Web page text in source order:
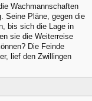
Wachmannschaften
Seine Pläne, gegen die
bis sich die Lage in
sie die Weiterreise
Die Feinde
lief den Zwillingen